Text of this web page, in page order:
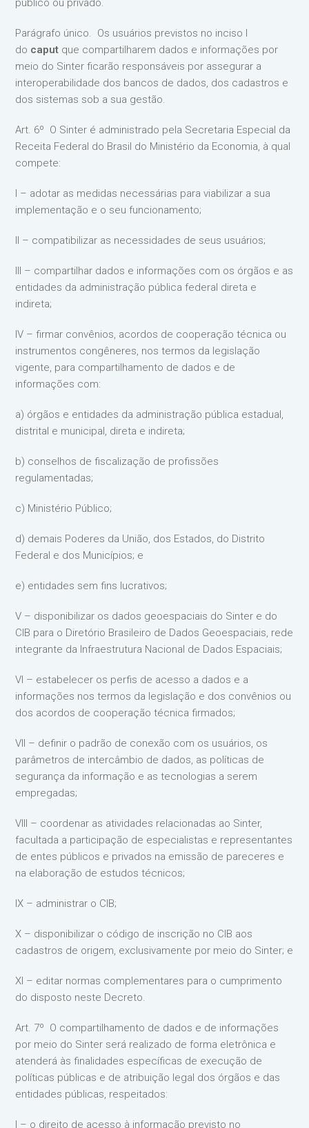
público ou privado.
Parágrafo único. Os usuários previstos no inciso I
do caput que compartilharem dados e informações por
meio do Sinter ficarão responsáveis por assegurar a
interoperabilidade dos bancos de dados, dos cadastros e
dos sistemas sob a sua gestão.
Art. 6º O Sinter é administrado pela Secretaria Especial da
Receita Federal do Brasil do Ministério da Economia, à qual
compete:
I – adotar as medidas necessárias para viabilizar a sua
implementação e o seu funcionamento;
II – compatibilizar as necessidades de seus usuários;
III – compartilhar dados e informações com os órgãos e as
entidades da administração pública federal direta e
indireta;
IV – firmar convênios, acordos de cooperação técnica ou
instrumentos congêneres, nos termos da legislação
vigente, para compartilhamento de dados e de
informações com:
a) órgãos e entidades da administração pública estadual,
distrital e municipal, direta e indireta;
b) conselhos de fiscalização de profissões
regulamentadas;
c) Ministério Público;
d) demais Poderes da União, dos Estados, do Distrito
Federal e dos Municípios; e
e) entidades sem fins lucrativos;
V – disponibilizar os dados geoespaciais do Sinter e do
CIB para o Diretório Brasileiro de Dados Geoespaciais, rede
integrante da Infraestrutura Nacional de Dados Espaciais;
VI – estabelecer os perfis de acesso a dados e a
informações nos termos da legislação e dos convênios ou
dos acordos de cooperação técnica firmados;
VII – definir o padrão de conexão com os usuários, os
parâmetros de intercâmbio de dados, as políticas de
segurança da informação e as tecnologias a serem
empregadas;
VIII – coordenar as atividades relacionadas ao Sinter,
facultada a participação de especialistas e representantes
de entes públicos e privados na emissão de pareceres e
na elaboração de estudos técnicos;
IX – administrar o CIB;
X – disponibilizar o código de inscrição no CIB aos
cadastros de origem, exclusivamente por meio do Sinter; e
XI – editar normas complementares para o cumprimento
do disposto neste Decreto.
Art. 7º O compartilhamento de dados e de informações
por meio do Sinter será realizado de forma eletrônica e
atenderá às finalidades específicas de execução de
políticas públicas e de atribuição legal dos órgãos e das
entidades públicas, respeitados:
I – o direito de acesso à informação previsto no